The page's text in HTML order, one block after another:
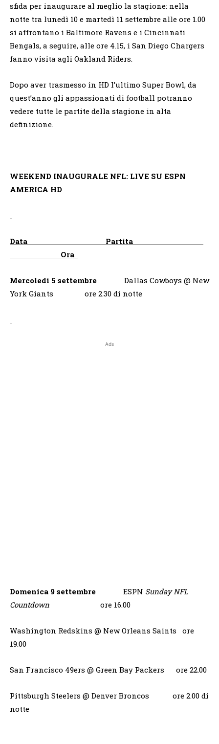
sfida per inaugurare al meglio la stagione: nella
notte tra lunedì 10 e martedì 11 settembre alle ore 1.00
si affrontano i Baltimore Ravens e i Cincinnati
Bengals, a seguire, alle ore 4.15, i San Diego Chargers
fanno visita agli Oakland Riders.
Dopo aver trasmesso in HD l’ultimo Super Bowl, da
quest’anno gli appassionati di football potranno
vedere tutte le partite della stagione in alta
definizione.
WEEKEND INAUGURALE NFL: LIVE SU ESPN
AMERICA HD
Data Partita
Ora
Mercoledì 5 settembre Dallas Cowboys @ New
York Giants ore 2.30 di notte
Ads
Domenica 9 settembre ESPN Sunday NFL
Countdown ore 16.00
Washington Redskins @ New Orleans Saints ore
19.00
San Francisco 49ers @ Green Bay Packers ore 22.00
Pittsburgh Steelers @ Denver Broncos ore 2.00 di
notte